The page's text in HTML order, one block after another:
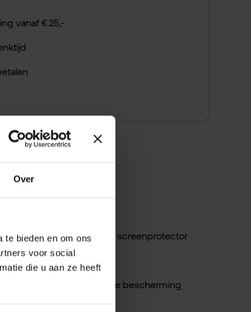
Over
te bieden en om ons
voor social
die u aan ze heeft
vanaf € 25,-
High impact glass screenprotector
het je toch die essentiële bescherming